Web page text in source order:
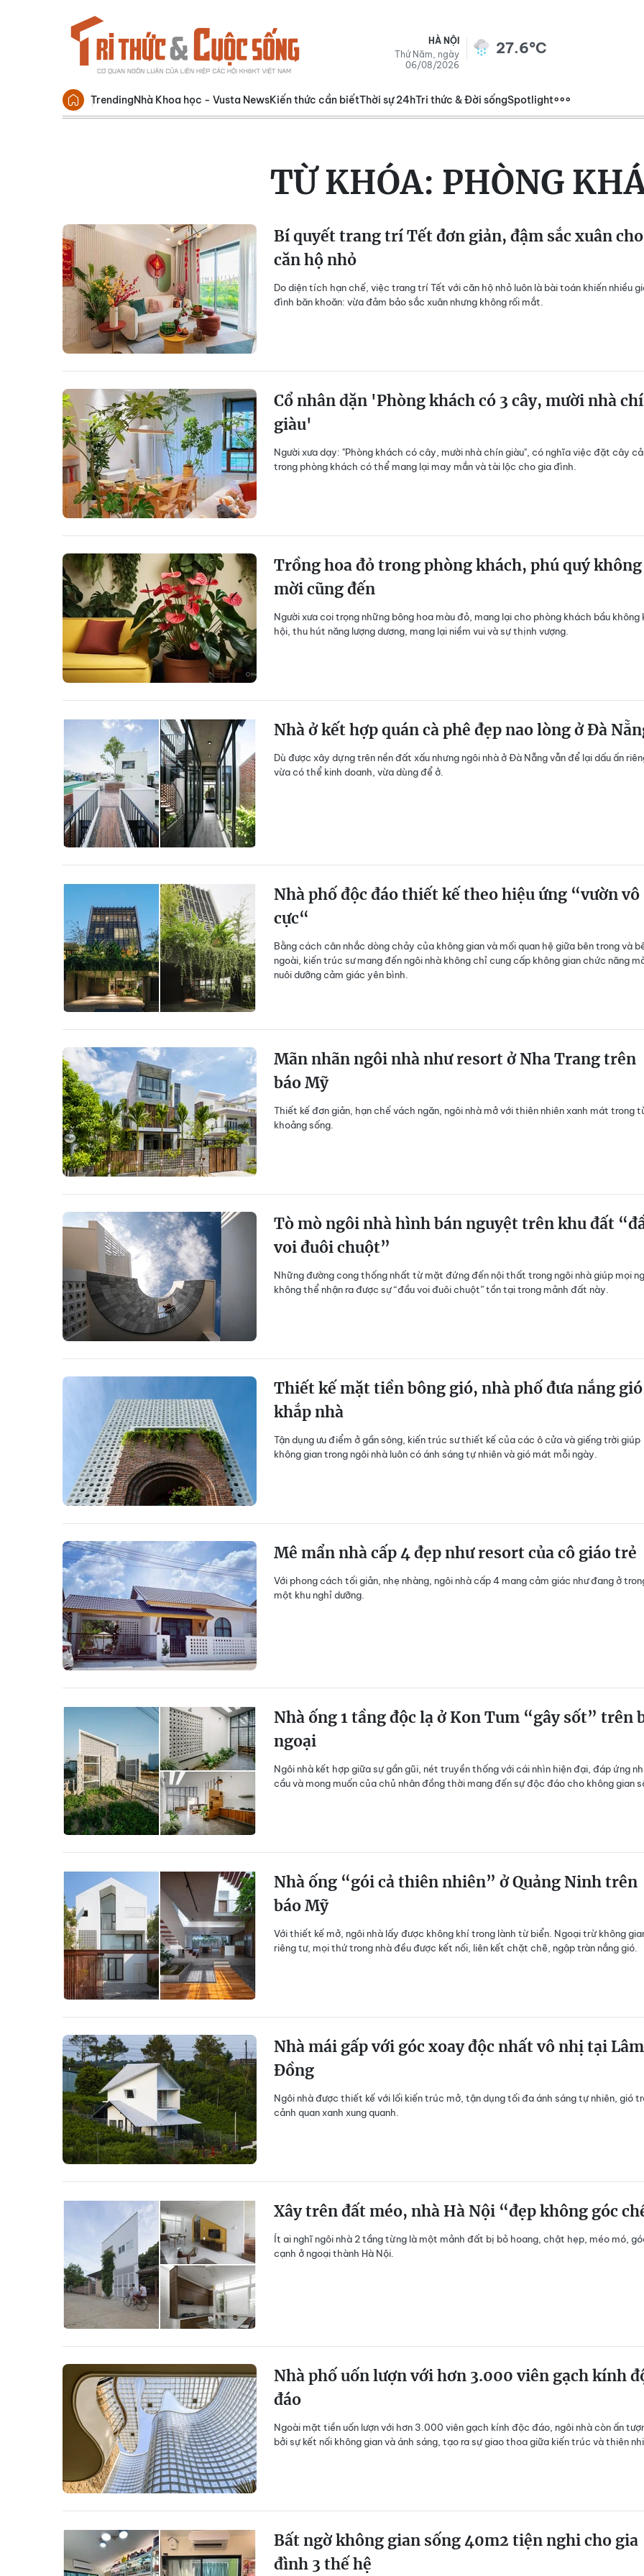
HÀ NỘI
Thứ Năm, ngày
06/08/2026
27.6°C
TrendingNhà Khoa học - Vusta NewsKiến thức cần biếtThời sự 24hTri thức & Đời sốngSpotlight
TỪ KHÓA: PHÒNG
Bí quyết trang trí Tết đơn giản, đậm sắc xuân cho
căn hộ nhỏ
Do diện tích hạn chế, việc trang trí Tết với căn hộ nhỏ luôn là bài toán khiến nhiều
đình băn khoăn: vừa đảm bảo sắc xuân nhưng không rối mắt.
Cổ nhân dặn 'Phòng khách có 3 cây, mười nhà
giàu'
Người xưa dạy: "Phòng khách có cây, mười nhà chín giàu", có nghĩa việc đặt cây
trong phòng khách có thể mang lại may mắn và tài lộc cho gia đình.
Trồng hoa đỏ trong phòng khách, phú quý không
mời cũng đến
Người xưa coi trọng những bông hoa màu đỏ, mang lại cho phòng khách bầu không
hội, thu hút năng lượng dương, mang lại niềm vui và sự thịnh vượng.
Nhà ở kết hợp quán cà phê đẹp nao lòng ở Đà
Dù được xây dựng trên nền đất xấu nhưng ngôi nhà ở Đà Nẵng vẫn để lại dấu ấn
vừa có thể kinh doanh, vừa dùng để ở.
Nhà phố độc đáo thiết kế theo hiệu ứng “vườn vô
cực“
Bằng cách cân nhắc dòng chảy của không gian và mối quan hệ giữa bên trong và
ngoài, kiến trúc sư mang đến ngôi nhà không chỉ cung cấp không gian chức năng
nuôi dưỡng cảm giác yên bình.
Mãn nhãn ngôi nhà như resort ở Nha Trang trên
báo Mỹ
Thiết kế đơn giản, hạn chế vách ngăn, ngôi nhà mở với thiên nhiên xanh mát trong
khoảng sống.
Tò mò ngôi nhà hình bán nguyệt trên khu đất
voi đuôi chuột”
Những đường cong thống nhất từ mặt đứng đến nội thất trong ngôi nhà giúp mọi
không thể nhận ra được sự “đầu voi đuôi chuột” tồn tại trong mảnh đất này.
Thiết kế mặt tiền bông gió, nhà phố đưa nắng gió
khắp nhà
Tận dụng ưu điểm ở gần sông, kiến trúc sư thiết kế của các ô cửa và giếng trời giúp
không gian trong ngôi nhà luôn có ánh sáng tự nhiên và gió mát mỗi ngày.
Mê mẩn nhà cấp 4 đẹp như resort của cô giáo trẻ
Với phong cách tối giản, nhẹ nhàng, ngôi nhà cấp 4 mang cảm giác như đang ở
một khu nghỉ dưỡng.
Nhà ống 1 tầng độc lạ ở Kon Tum “gây sốt” trên
ngoại
Ngôi nhà kết hợp giữa sự gần gũi, nét truyền thống với cái nhìn hiện đại, đáp ứng
cầu và mong muốn của chủ nhân đồng thời mang đến sự độc đáo cho không gian
Nhà ống “gói cả thiên nhiên” ở Quảng Ninh trên
báo Mỹ
Với thiết kế mở, ngôi nhà lấy được không khí trong lành từ biển. Ngoại trừ không
riêng tư, mọi thứ trong nhà đều được kết nối, liên kết chặt chẽ, ngập tràn nắng gió.
Nhà mái gấp với góc xoay độc nhất vô nhị tại Lâm
Đồng
Ngôi nhà được thiết kế với lối kiến trúc mở, tận dụng tối đa ánh sáng tự nhiên, gió
cảnh quan xanh xung quanh.
Xây trên đất méo, nhà Hà Nội “đẹp không góc
Ít ai nghĩ ngôi nhà 2 tầng từng là một mảnh đất bị bỏ hoang, chật hẹp, méo mó,
cạnh ở ngoại thành Hà Nội.
Nhà phố uốn lượn với hơn 3.000 viên gạch kính
đáo
Ngoài mặt tiền uốn lượn với hơn 3.000 viên gạch kính độc đáo, ngôi nhà còn ấn
bởi sự kết nối không gian và ánh sáng, tạo ra sự giao thoa giữa kiến trúc và thiên
Bất ngờ không gian sống 40m2 tiện nghi cho gia
đình 3 thế hệ